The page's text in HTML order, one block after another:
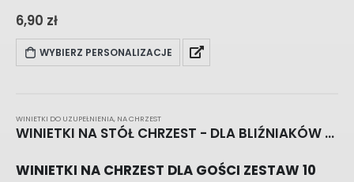
6,90 zł
WYBIERZ PERSONALIZACJE
WINIETKI DO UZUPEŁNIENIA, NA CHRZEST
WINIETKI NA STÓŁ CHRZEST - DLA BLIŹNIAKÓW MISIE W BALONIE F112
WINIETKI NA CHRZEST DLA GOŚCI ZESTAW 10